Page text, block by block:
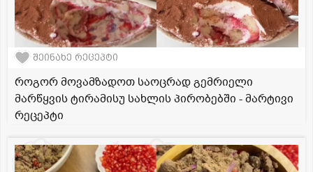
შეინახე რეცეპტი
როგორ მოვამზადოთ საოცრად გემრიელი
მარწყვის ტირამისუ სახლის პირობებში - მარტივი
რეცეპტი